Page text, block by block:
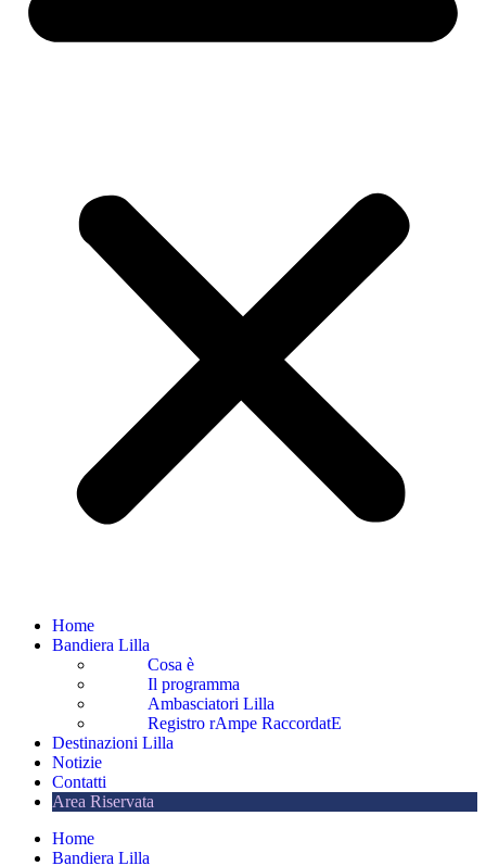
Home
Bandiera Lilla
Cosa è
Il programma
Ambasciatori Lilla
Registro rAmpe RaccordatE
Destinazioni Lilla
Notizie
Contatti
Area Riservata
Home
Bandiera Lilla